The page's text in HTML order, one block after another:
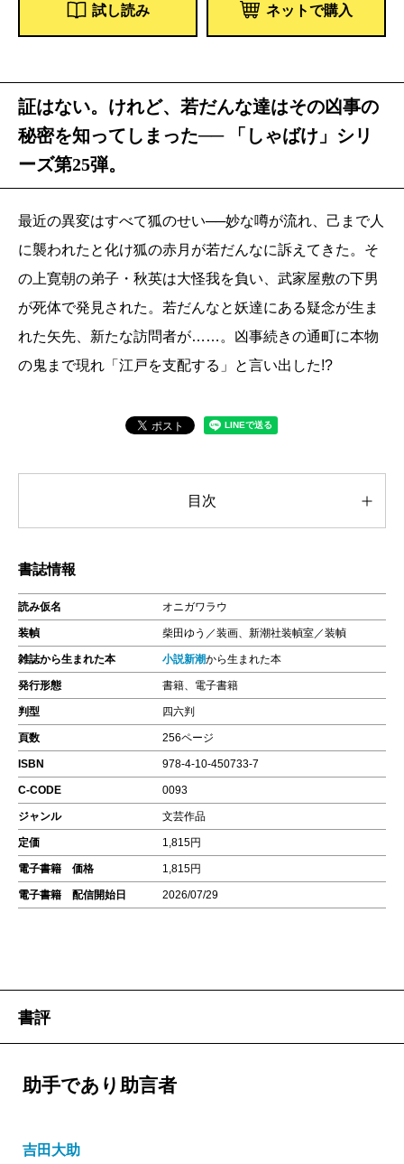
試し読み ネットで購入
証はない。けれど、若だんな達はその凶事の
秘密を知ってしまった── 「しゃばけ」シリ
ーズ第25弾。
最近の異変はすべて狐のせい──妙な噂が流れ、己まで人
に襲われたと化け狐の赤月が若だんなに訴えてきた。そ
の上寛朝の弟子・秋英は大怪我を負い、武家屋敷の下男
が死体で発見された。若だんなと妖達にある疑念が生ま
れた矢先、新たな訪問者が……。凶事続きの通町に本物
の鬼まで現れ「江戸を支配する」と言い出した!?
目次
書誌情報
読み仮名 オニガワラウ
装幀 柴田ゆう／装画、新潮社装幀室／装幀
雑誌から生まれた本 小説新潮から生まれた本
発行形態 書籍、電子書籍
判型 四六判
頁数 256ページ
ISBN 978-4-10-450733-7
C-CODE 0093
ジャンル 文芸作品
定価 1,815円
電子書籍 価格 1,815円
電子書籍 配信開始日 2026/07/29
書評
助手であり助言者
吉田大助